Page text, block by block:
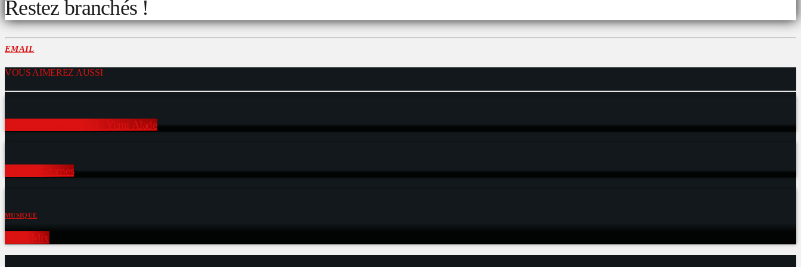
Restez branchés !
EMAIL
VOUS AIMEREZ AUSSI
L’Étoile du week-end : Yemi Alade
Show de dames
MUSIQUE
Early Mix